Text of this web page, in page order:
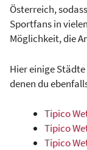
Österreich,
Sportfans in
Möglichkeit, die
Hier einige
denen du
Tipico
Tipico
Tipico